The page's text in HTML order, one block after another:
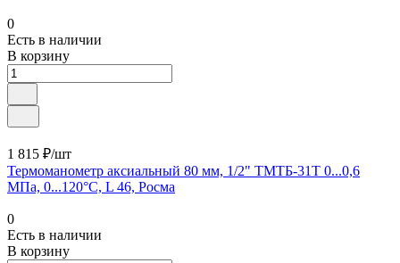
0
Есть в наличии
В корзину
1 815 ₽/шт
Термоманометр аксиальный 80 мм, 1/2" ТМТБ-31Т 0...0,6
МПа, 0...120°С, L 46, Росма
0
Есть в наличии
В корзину